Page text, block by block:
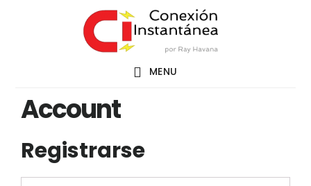
MENU
Account
Registrarse